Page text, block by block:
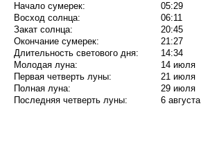
Начало сумерек:
05:29
Восход солнца:
06:11
Закат солнца:
20:45
Окончание сумерек:
21:27
Длительность светового дня:
14:34
Молодая луна:
14 июля
Первая четверть луны:
21 июля
Полная луна:
29 июля
Последняя четверть луны:
6 августа